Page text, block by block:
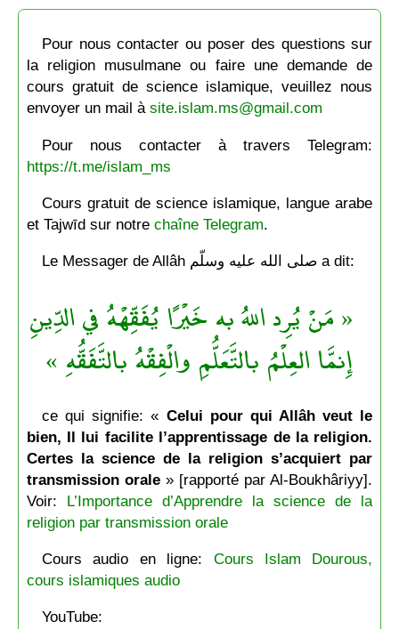
Pour nous contacter ou poser des questions sur
la religion musulmane ou faire une demande de
cours gratuit de science islamique, veuillez nous
envoyer un mail à site.islam.ms@gmail.com
Pour nous contacter à travers Telegram:
https://t.me/islam_ms
Cours gratuit de science islamique, langue arabe
et Tajwīd sur notre chaîne Telegram.
Le Messager de Allâh صلى الله عليه وسلّم a dit:
« مَنْ يُرِد اللهُ به خَيْرًا يُفَقِّهْهُ في الدِّينِ
إِنمَّا العِلْمُ بالتَّعَلُّمِ والْفِقْهُ بالتَّفَقُّهِ »
ce qui signifie: « Celui pour qui Allâh veut le
bien, Il lui facilite l’apprentissage de la religion.
Certes la science de la religion s’acquiert par
transmission orale» [rapporté par Al-Boukhâriyy].
Voir: L’Importance d’Apprendre la science de la
religion par transmission orale
Cours audio en ligne: Cours Islam Dourous,
cours islamiques audio
YouTube: